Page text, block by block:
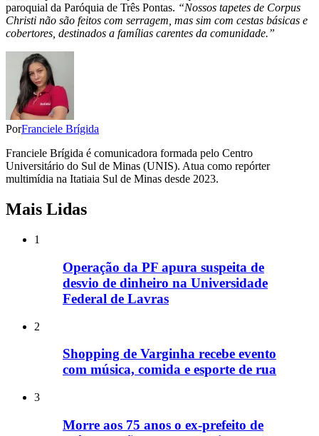
paroquial da Paróquia de Três Pontas. “Nossos tapetes de Corpus
Christi não são feitos com serragem, mas sim com cestas básicas e
cobertores, destinados a famílias carentes da comunidade.”
PorFranciele Brígida
Franciele Brígida é comunicadora formada pelo Centro
Universitário do Sul de Minas (UNIS). Atua como repórter
multimídia na Itatiaia Sul de Minas desde 2023.
Mais Lidas
1
Operação da PF apura suspeita de
desvio de dinheiro na Universidade
Federal de Lavras
2
Shopping de Varginha recebe evento
com música, comida e esporte de rua
3
Morre aos 75 anos o ex-prefeito de